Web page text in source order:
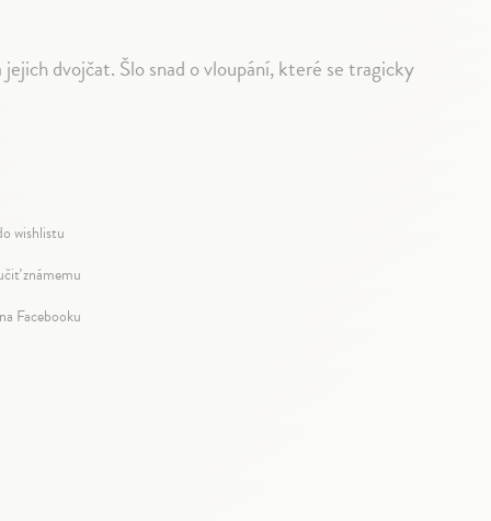
dvojčat. Šlo snad o vloupání, které se tragicky
wishlistu
známemu
Facebooku